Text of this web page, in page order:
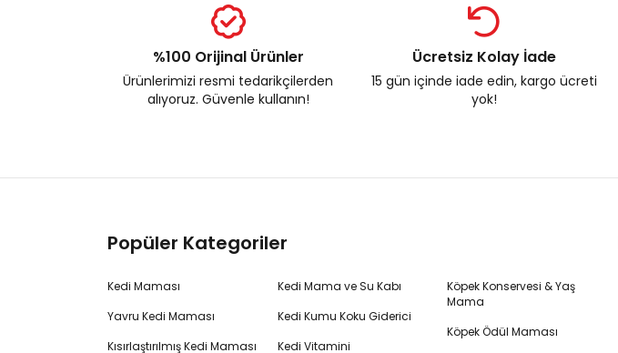
%100 Orijinal Ürünler
Ürünlerimizi resmi tedarikçilerden
alıyoruz. Güvenle kullanın!
Ücretsiz Kolay İade
15 gün içinde iade edin, kargo ücreti
yok!
Popüler Kategoriler
Kedi Maması
Yavru Kedi Maması
Kısırlaştırılmış Kedi Maması
Kedi Mama ve Su Kabı
Kedi Kumu Koku Giderici
Kedi Vitamini
Köpek Konservesi & Yaş
Mama
Köpek Ödül Maması